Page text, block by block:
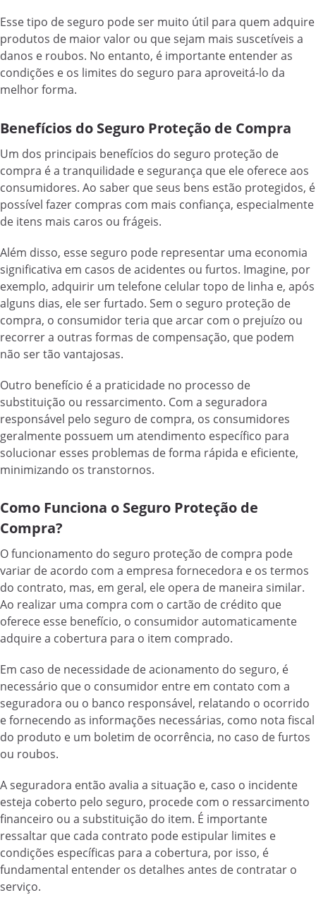
Esse tipo de seguro pode ser muito útil para quem adquire
produtos de maior valor ou que sejam mais suscetíveis a
danos e roubos. No entanto, é importante entender as
condições e os limites do seguro para aproveitá-lo da
melhor forma.
Benefícios do Seguro Proteção de Compra
Um dos principais benefícios do seguro proteção de
compra é a tranquilidade e segurança que ele oferece aos
consumidores. Ao saber que seus bens estão protegidos, é
possível fazer compras com mais confiança, especialmente
de itens mais caros ou frágeis.
Além disso, esse seguro pode representar uma economia
significativa em casos de acidentes ou furtos. Imagine, por
exemplo, adquirir um telefone celular topo de linha e, após
alguns dias, ele ser furtado. Sem o seguro proteção de
compra, o consumidor teria que arcar com o prejuízo ou
recorrer a outras formas de compensação, que podem
não ser tão vantajosas.
Outro benefício é a praticidade no processo de
substituição ou ressarcimento. Com a seguradora
responsável pelo seguro de compra, os consumidores
geralmente possuem um atendimento específico para
solucionar esses problemas de forma rápida e eficiente,
minimizando os transtornos.
Como Funciona o Seguro Proteção de
Compra?
O funcionamento do seguro proteção de compra pode
variar de acordo com a empresa fornecedora e os termos
do contrato, mas, em geral, ele opera de maneira similar.
Ao realizar uma compra com o cartão de crédito que
oferece esse benefício, o consumidor automaticamente
adquire a cobertura para o item comprado.
Em caso de necessidade de acionamento do seguro, é
necessário que o consumidor entre em contato com a
seguradora ou o banco responsável, relatando o ocorrido
e fornecendo as informações necessárias, como nota fiscal
do produto e um boletim de ocorrência, no caso de furtos
ou roubos.
A seguradora então avalia a situação e, caso o incidente
esteja coberto pelo seguro, procede com o ressarcimento
financeiro ou a substituição do item. É importante
ressaltar que cada contrato pode estipular limites e
condições específicas para a cobertura, por isso, é
fundamental entender os detalhes antes de contratar o
serviço.